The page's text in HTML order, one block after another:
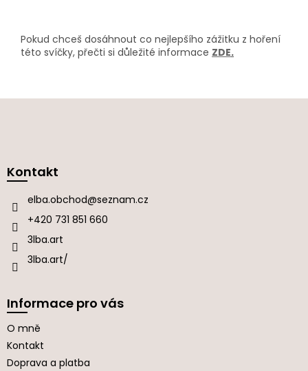
Pokud chceš dosáhnout co nejlepšího zážitku z hoření
této svíčky, přečti si důležité informace ZDE.
aKontakt
elba.obchod@seznam.cz
+420 731 851 660
3lba.art
3lba.art/
Informace pro vás
O mně
Kontakt
Doprava a platba